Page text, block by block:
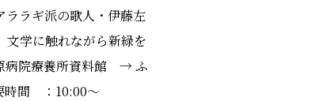
ララギ派の歌人・伊藤左
文学に触れながら新緑を
病院療養所資料館 → ふ
間 ：10:00～